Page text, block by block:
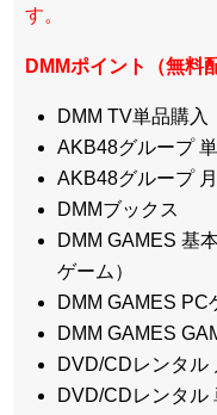
す。
DMMポイント（無料
DMM TV単品購入
AKB48グループ
AKB48グループ
DMMブックス
DMM GAMES 基
ゲーム）
DMM GAMES PC
DMM GAMES
DVD/CDレンタル
DVD/CDレンタル